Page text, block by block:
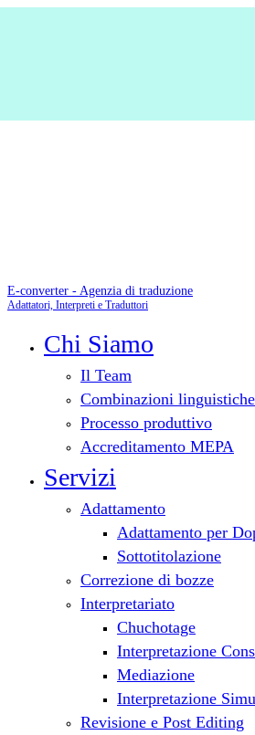
E-converter - Agenzia di traduzione
Adattatori, Interpreti e Traduttori
Chi Siamo
Il Team
Combinazioni linguistiche
Processo produttivo
Accreditamento MEPA
Servizi
Adattamento
Adattamento per
Sottotitolazione
Correzione di bozze
Interpretariato
Chuchotage
Interpretazione
Mediazione
Interpretazione
Revisione e Post Editing